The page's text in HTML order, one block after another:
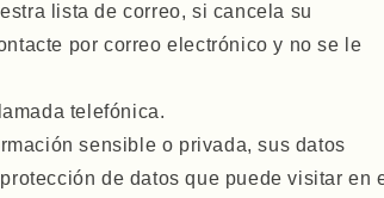
lista de correo, si cancela su
por correo electrónico y no se le
telefónica.
sensible o privada, sus datos
de datos que puede visitar en